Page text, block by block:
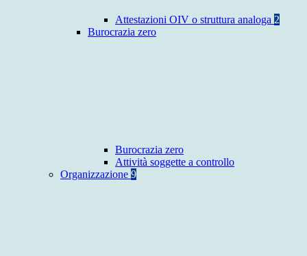
Attestazioni OIV o struttura analoga 2
Burocrazia zero
Burocrazia zero
Attività soggette a controllo
Organizzazione 9